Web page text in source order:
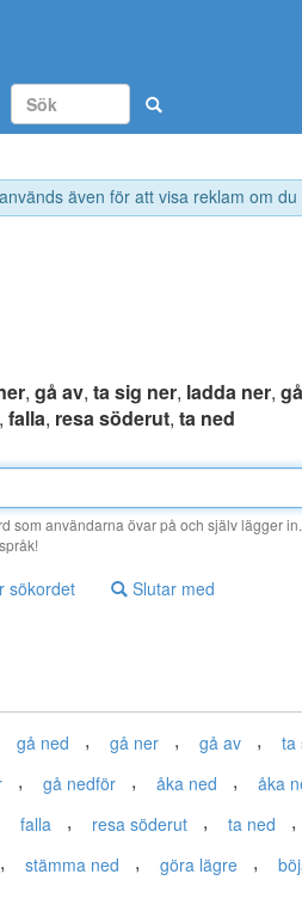
även för att visa reklam om
, gå av, ta sig ner, ladda ner,
, falla, resa söderut, ta ned
som användarna övar på och själv lägger
sökordet Slutar med
gå ned , gå ner , gå av , ta
, gå nedför , åka ned , åka
falla , resa söderut , ta ned ,
, stämma ned , göra lägre ,